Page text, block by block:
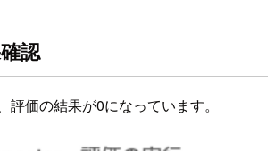
認
評価の結果が0になっています。